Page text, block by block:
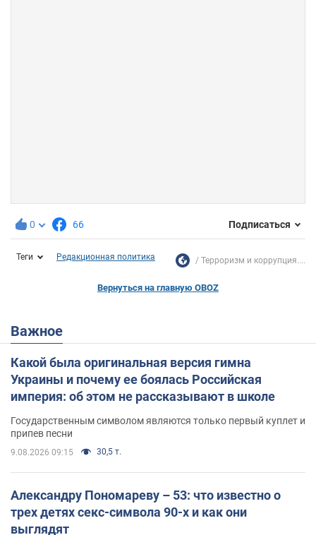
0 66 Подписаться
Теги Редакционная политика Терроризм и коррупция....
Вернуться на главную OBOZ
Важное
Какой была оригинальная версия гимна
Украины и почему ее боялась Российская
империя: об этом не рассказывают в школе
Государственным символом являются только первый куплет и
припев песни
9.08.2026 09:15 30,5 т.
Александру Пономареву – 53: что известно о
трех детях секс-символа 90-х и как они
выглядят